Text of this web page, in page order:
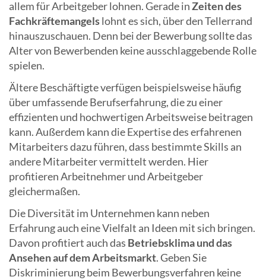
allem für Arbeitgeber lohnen. Gerade inZeiten des
Fachkräftemangelslohnt es sich, über den Tellerrand
hinauszuschauen. Denn bei der Bewerbung sollte das
Alter von Bewerbenden keine ausschlaggebende Rolle
spielen.
Ältere Beschäftigte verfügen beispielsweise häufig
über umfassende Berufserfahrung, die zu einer
effizienten und hochwertigen Arbeitsweise beitragen
kann. Außerdem kann die Expertise des erfahrenen
Mitarbeiters dazu führen, dass bestimmte Skills an
andere Mitarbeiter vermittelt werden. Hier
profitieren Arbeitnehmer und Arbeitgeber
gleichermaßen.
Die Diversität im Unternehmen kann neben
Erfahrung auch eine Vielfalt an Ideen mit sich bringen.
Davon profitiert auch das Betriebsklima und das
Ansehen auf dem Arbeitsmarkt. Geben Sie
Diskriminierung beim Bewerbungsverfahren keine